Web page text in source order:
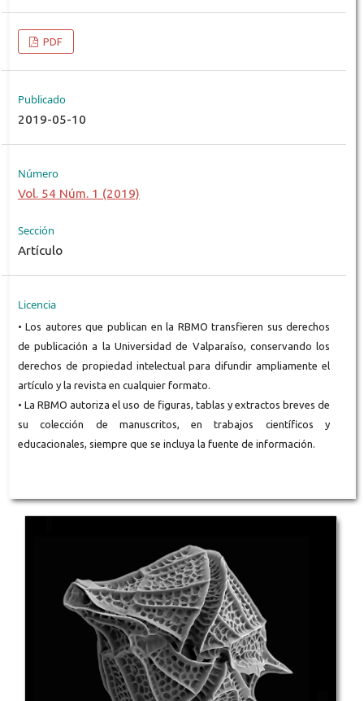
PDF
Publicado
2019-05-10
Número
Vol. 54 Núm. 1 (2019)
Sección
Artículo
Licencia
• Los autores que publican en la RBMO transfieren sus derechos
de publicación a la Universidad de Valparaíso, conservando los
derechos de propiedad intelectual para difundir ampliamente el
artículo y la revista en cualquier formato.
• La RBMO autoriza el uso de figuras, tablas y extractos breves de
su colección de manuscritos, en trabajos científicos y
educacionales, siempre que se incluya la fuente de información.